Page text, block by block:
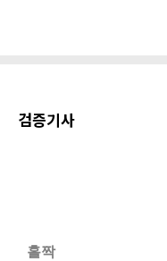
검증기사
홀짝